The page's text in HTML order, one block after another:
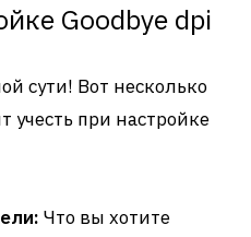
Goodbye dpi
сути! Вот несколько
учесть при настройке
Что вы хотите